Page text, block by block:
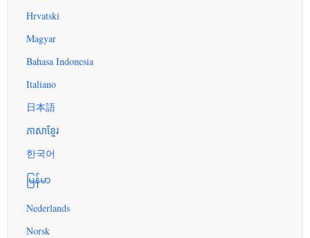
Hrvatski
Magyar
Bahasa Indonesia
Italiano
日本語
ភាសាខ្មែរ
한국어
မြန်မာ
Nederlands
Norsk